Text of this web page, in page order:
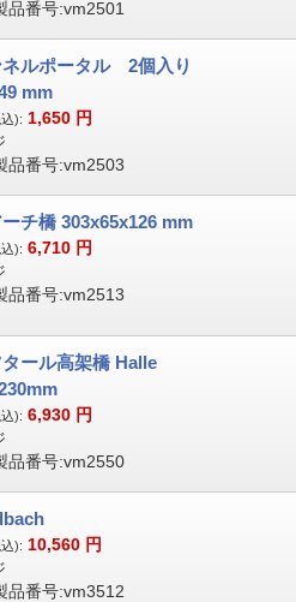
品番号:vm2501
ネルポータル 2個入り
mm
): 1,650 円
品番号:vm2503
チ橋 303x65x126 mm
): 6,710 円
品番号:vm2513
ール高架橋 Halle
): 6,930 円
品番号:vm2550
): 10,560 円
品番号:vm3512